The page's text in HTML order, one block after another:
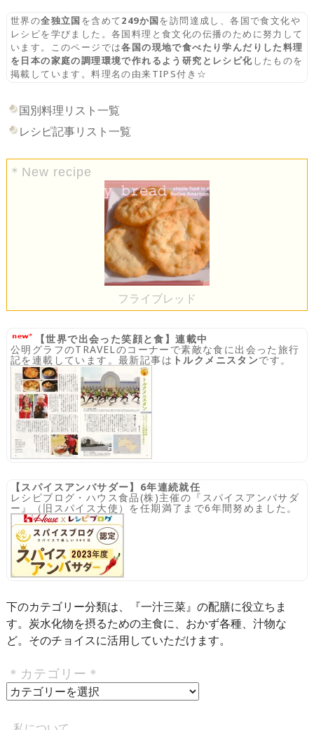
世界の全独立国を含めて249か国を訪問達成し、各国で食文化や
レシピを学びました。各国料理と食文化の伝播のために努力して
います。このページでは各国の現地で食べたり学んだりした料理
を日本の家庭の調理環境で作れるよう研究とレシピ化したものを
掲載しています。料理名の由来TIPS付き☆
国別料理リスト一覧
レシピ記事リスト一覧
＊New recipe
フライブレッド
【世界で出会った笑顔と食】連載中
公明グラフのTRAVELのコーナーで素敵な食に出会った旅行
記を連載しています。最新記事は トルクメニスタンです。
【スパイスアンバサダー】6年連続就任
レシピブログ・ハウス食品(株)主催の『スパイスアンバサダ
ー』（旧スパイス大使）を任期満了まで6年間努めました。
下のカテゴリー分類は、『一汁三菜』の配膳に役立ちま
す。炭水化物を摂るための主食に、おかず各種、汁物な
ど。そのチョイスに活用していただけます。
＊カテゴリー＊
＊
テ